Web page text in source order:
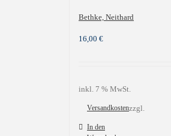
Bethke, Neithard
16,00 €
inkl. 7 % MwSt.
zzgl.
Versandkosten
In den